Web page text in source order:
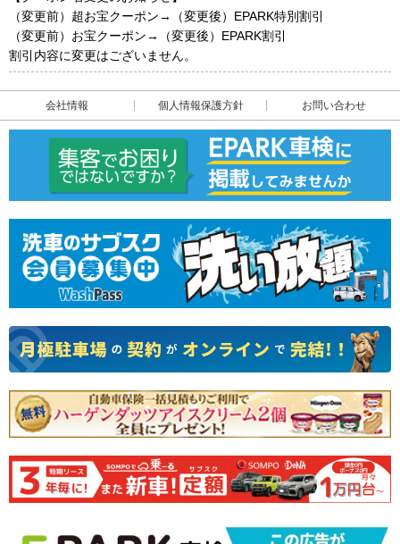
（変更前）超お宝クーポン→（変更後）EPARK特別割引
（変更前）お宝クーポン→（変更後）EPARK割引
割引内容に変更はございません。
会社情報 個人情報保護方針 お問い合わせ